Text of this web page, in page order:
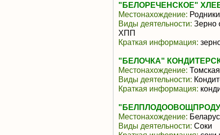
"БЕЛОРЕЧЕНСКОЕ"
Местонахождение: Родники
Виды деятельности: Зерно
ХПП
Краткая информация:
"БЕЛОЧКА"
Местонахождение:
Виды деятельности:
Краткая информация:
Местонахождение:
Виды деятельности: Соки